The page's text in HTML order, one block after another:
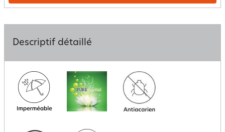
Descriptif détaillé